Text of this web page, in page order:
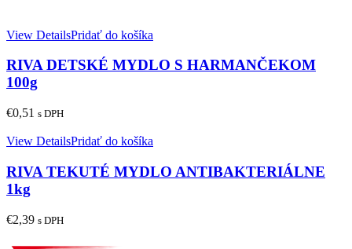
View DetailsPridať do košíka
RIVA DETSKÉ MYDLO S HARMANČEKOM
100g
€0,51 s DPH
View DetailsPridať do košíka
RIVA TEKUTÉ MYDLO ANTIBAKTERIÁLNE
1kg
€2,39 s DPH